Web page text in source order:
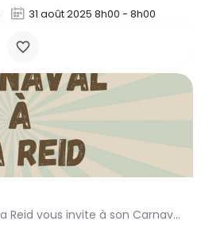
31 août 2025 8h00 - 8h00
Le Comité des Fêtes de la Reid vous invite à son Carnaval le samedi 08/03/2025. Au programme: -…